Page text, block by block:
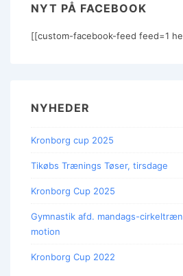
NYT PÅ FACEBOOK
[[custom-facebook-feed feed=1
NYHEDER
Kronborg cup 2025
Tikøbs Trænings Tøser, tirsdage
Kronborg Cup 2025
Gymnastik afd. mandags-
motion
Kronborg Cup 2022